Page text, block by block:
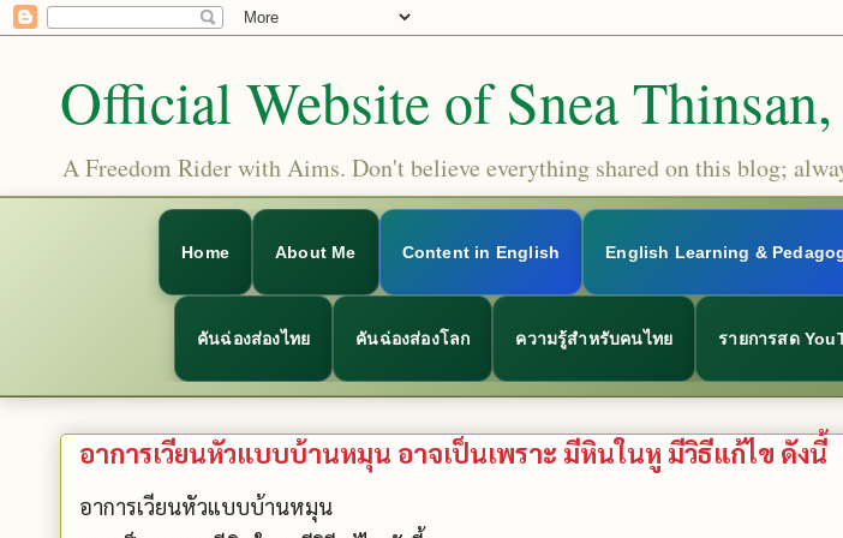
Official Website of Snea
A Freedom Rider with Aims. Don't believe everything shared on this blog;
Home About Me Content in English English Learning &
คันฉ่องส่องไทย คันฉ่องส่องโลก ความรู้สำหรับคนไทย รายการสด
อาการเวียนหัวแบบบ้านหมุน อาจเป็นเพราะ มีหินในหู มีวิธีแก้ไข ดังนี้
อาการเวียนหัวแบบบ้านหมุน